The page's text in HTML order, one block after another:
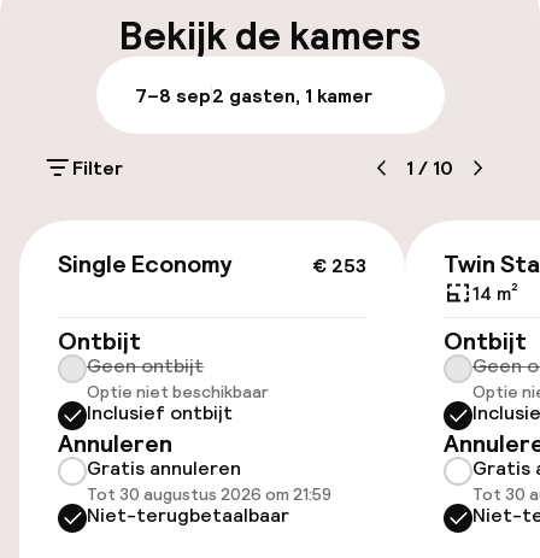
Parkeren & mobiliteit
Parkeergelegenheid op eigen terrein
(buiten)
Openbaar parkeren
Toegankelijkheid
Overal rolstoeltoegankelijk
Lift
Voor toegankelijkheid
geoptimaliseerde kamers beschikbaar
Bekijk de kamers
7–8 sep2 gasten, 1 kamer
Filter 1 / 10
€ 253
Single Economy
Ontbijt
Geen ontbijt
Optie niet beschikbaar
Inclusief ontbijt
Annuleren
Gratis annuleren
Tot 30 augustus 2026 om 21:59
Niet-terugbetaalbaar
Twin
14 m²
Ontbijt
Geen
Optie
Gratis
Tot 30
Niet-